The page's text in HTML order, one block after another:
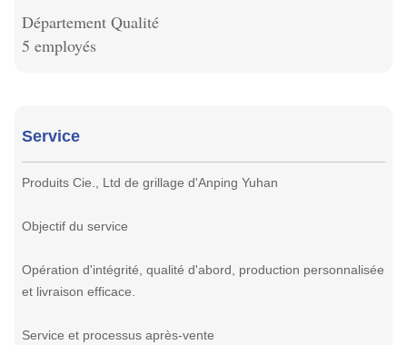
Département Qualité
5 employés
Service
Produits Cie., Ltd de grillage d'Anping Yuhan
Objectif du service
Opération d'intégrité, qualité d'abord, production personnalisée
et livraison efficace.
Service et processus après-vente